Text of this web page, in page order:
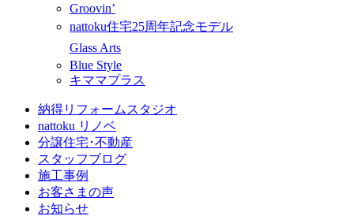
Groovin’
nattoku住宅25周年記念モデル
Glass Arts
Blue Style
キママプラス
納得リフォームスタジオ
nattoku リノベ
分譲住宅･不動産
スタッフブログ
施工事例
お客さまの声
お知らせ